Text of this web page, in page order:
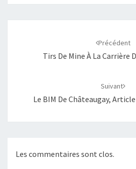
Précédent
Tirs De Mine À La Carrière
Suivant
Le BIM De Châteaugay,
Les commentaires sont clos.